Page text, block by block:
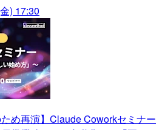
) 17:30
ため再演】Claude Coworkセミナー